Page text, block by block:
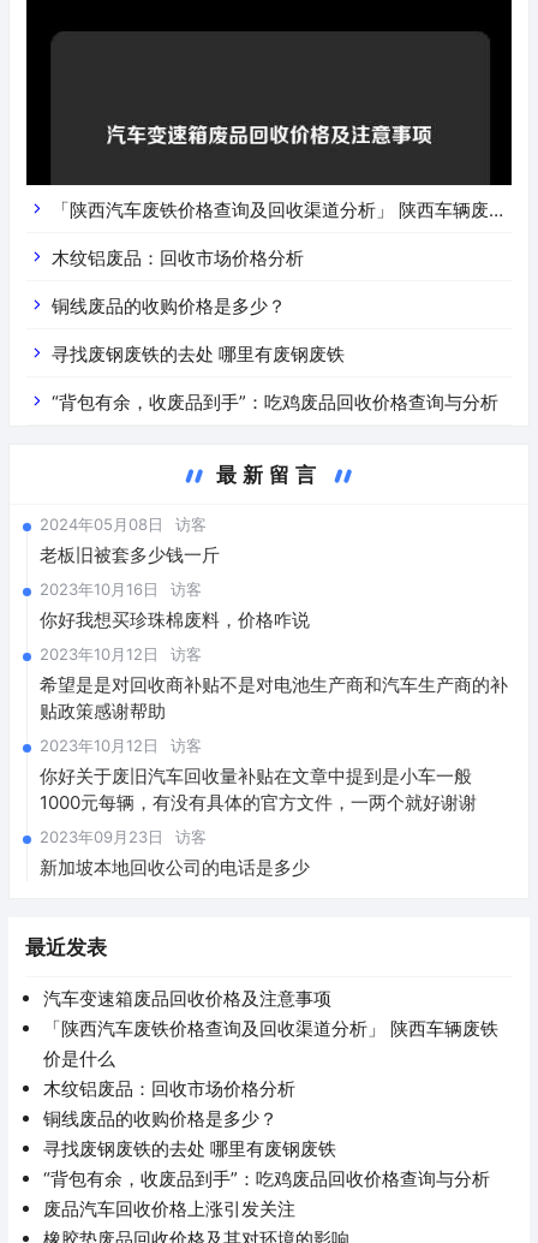
「陕西汽车废铁价格查询及回收渠道分析」 陕西车辆废铁
价是什么
木纹铝废品：回收市场价格分析
铜线废品的收购价格是多少？
寻找废钢废铁的去处 哪里有废钢废铁
“背包有余，收废品到手”：吃鸡废品回收价格查询与分析
最新留言
2024年05月08日 访客
老板旧被套多少钱一斤
2023年10月16日 访客
你好我想买珍珠棉废料，价格咋说
2023年10月12日 访客
希望是是对回收商补贴不是对电池生产商和汽车生产商的补
贴政策感谢帮助
2023年10月12日 访客
你好关于废旧汽车回收量补贴在文章中提到是小车一般
1000元每辆，有没有具体的官方文件，一两个就好谢谢
2023年09月23日 访客
新加坡本地回收公司的电话是多少
最近发表
汽车变速箱废品回收价格及注意事项
「陕西汽车废铁价格查询及回收渠道分析」 陕西车辆废铁
价是什么
木纹铝废品：回收市场价格分析
铜线废品的收购价格是多少？
寻找废钢废铁的去处 哪里有废钢废铁
“背包有余，收废品到手”：吃鸡废品回收价格查询与分析
废品汽车回收价格上涨引发关注